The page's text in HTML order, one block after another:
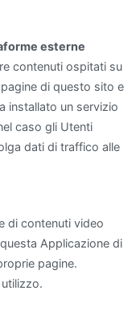
esterne
contenuti ospitati su
di questo sito e
installato un servizio
caso gli Utenti
dati di traffico alle
di contenuti video
Applicazione di
pagine.